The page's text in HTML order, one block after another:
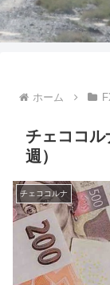
ホーム
チェココル
週）
チェココルナ